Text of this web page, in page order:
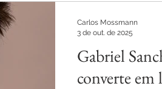
Gabriel
converte em
Carlos Mossmann
3 de out. de 2025